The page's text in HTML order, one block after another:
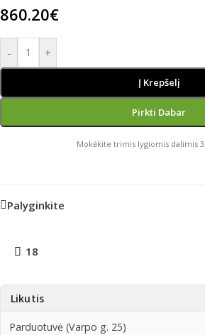
860.20€
- +
Į Krepšelį
Pirkti Dabar
Mokėkite trimis lygiomis dalimis 3
Palyginkite
18
Likutis
Parduotuvė (Varpo g. 25)